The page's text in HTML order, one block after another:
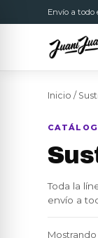
Envío a
Inicio /
Toda la
envío a
Mostrando